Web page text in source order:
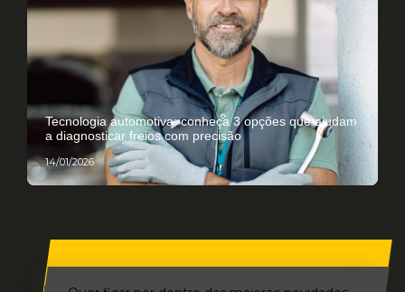
Tecnologia automotiva: conheça 3 opções que ajudam
a diagnosticar freios com precisão
14/01/2026